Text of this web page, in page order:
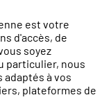
est votre
d'accès, de
soyez
particulier, nous
à vos
plateformes de